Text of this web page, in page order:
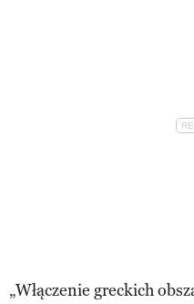
„Włączenie greckich